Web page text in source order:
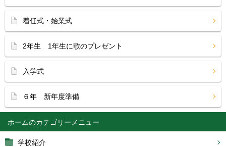
ホーム
学校紹介
着任式・始業式
2年生 1年生に歌のプレゼント
入学式
６年 新年度準備